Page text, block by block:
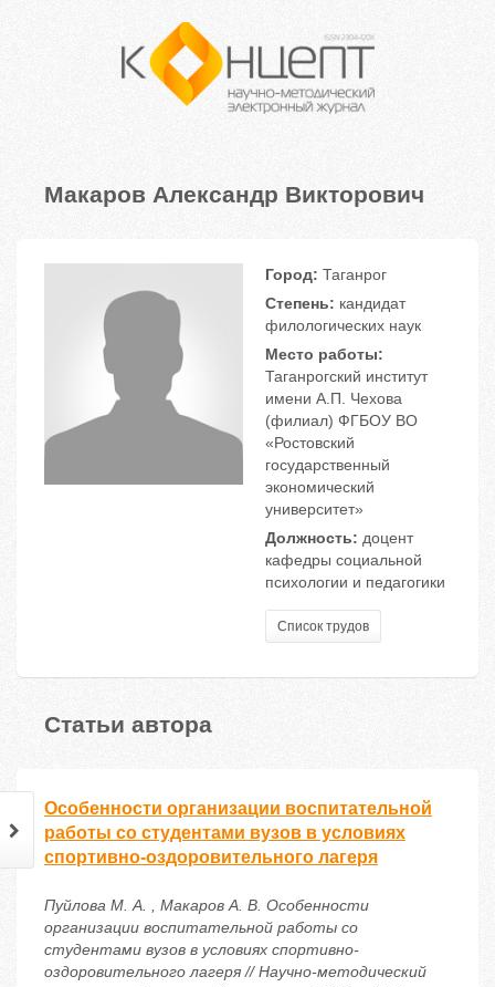
Макаров Александр Викторович
Город: Таганрог
Степень: кандидат
филологических наук
Место работы:
Таганрогский институт
имени А.П. Чехова
(филиал) ФГБОУ ВО
«Ростовский
государственный
экономический
университет»
Должность: доцент
кафедры социальной
психологии и педагогики
Список трудов
Статьи автора
Особенности организации воспитательной
работы со студентами вузов в условиях
спортивно-оздоровительного лагеря
Пуйлова М. А. , Макаров А. В. Особенности
организации воспитательной работы со
студентами вузов в условиях спортивно-
оздоровительного лагеря // Научно-методический